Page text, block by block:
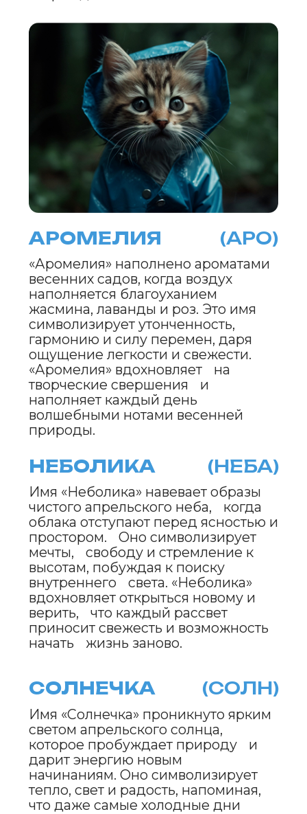
магию первых апрельских
рассветов, когда мир просыпается
под нежным сиянием утреннего
света. Оно символизирует
обновление, силу и решимость.
«Рассветина» побуждает открыться
переменам, даря ощущение
свежести и веру в то, что каждый
новый день — это шанс наполнить
жизнь светом и радостью.
ОЧАРИСА (ОЧАРА)
Имя «Очариса» наполнено
волшебством апрельских дней,
когда природа расцветает в своей
полной красоте. Оно
символизирует нежность, магию
«Очариса» вдохновляет на смелые
мечты, побуждая открыться красоте
окружающего мира и даря
уверенность и тепло.
МИРОЛИКА (МИРА)
Имя «Миролика» олицетворяет
гармонию весеннего обновления,
когда апрель наполняет мир
умиротворением и радостью. Оно
символизирует внутреннюю силу и
желание жить в мире с собой и
окружающим миром. «Миролика»
вдохновляет на поиск внутреннего
равновесия и веру, что каждый
новый день весны дарит
возможности для роста и
творчества.
ЛУМИНИЯ (ЛУМИ)
Имя «Луминия» сияет, как мягкий
свет апрельского сумерка. Оно
символизирует внутренний свет,
волшебства, напоминая, что даже
в темные часы можно найти свет,
счастливому будущему, полному
радости и творческих открытий.
СИРЕНЕВИЯ (СИРЕН)
Имя «Сиреневия» наполнено
нежностью сиреневых оттенков
апрельского заката. Оно
символизирует утонченность,
романтику и магию весенних